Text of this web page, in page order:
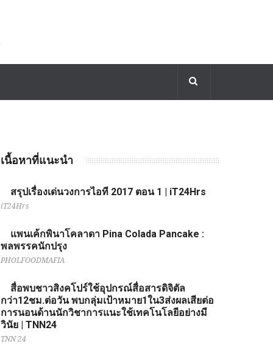
เนื้อหาที่แนะนำ
สรุปเรื่องเด่นวงการไอที 2017 ตอน 1 | iT24Hrs
iT24Hrs
แพนเค้กพินาโคลาดา Pina Colada Pancake :
พลพรรคนักปรุง
PHOLFOODMAFIA
สื่อพบชาวสิงคโปร์ใช้อุปกรณ์สื่อสารดิจิตัล
กว่า12ชม.ต่อวัน พบกลุ่มเป้าหมาย1ใน3ส่งผลเสียต่อ
การนอนด้านนักวิชาการแนะใช้เทคโนโลยีอย่างมี
วินัย | TNN24
TNN 24